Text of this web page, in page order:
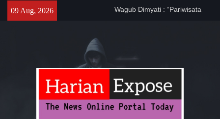
09 Aug, 2026
Dewa United Basketball
Labuan, Ribuan Warga